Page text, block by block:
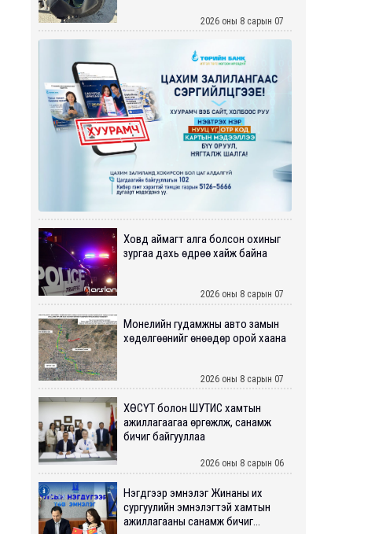
2026 оны 8 сарын 07
Ховд аймагт алга болсон охиныг
зургаа дахь өдрөө хайж байна
2026 оны 8 сарын 07
Монелийн гудамжны авто замын
хөдөлгөөнийг өнөөдөр орой хаана
2026 оны 8 сарын 07
ХӨСҮТ болон ШУТИС хамтын
ажиллагаагаа өргөжүүлж, санамж
бичиг байгууллаа
2026 оны 8 сарын 06
Нэгдүгээр эмнэлэг Жинаны их
сургуулийн эмнэлэгтэй хамтын
ажиллагааны санамж бичиг...